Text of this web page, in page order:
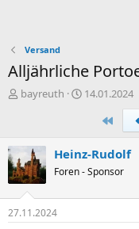
Versand
Alljährliche
E
e
l
l
e
r
bayreuth
E
e
m
14.01.2024
Erste
Heinz-Rudolf
Foren - Sponsor
27.11.2024